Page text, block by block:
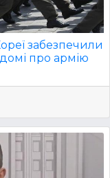
забезпечили
про армію